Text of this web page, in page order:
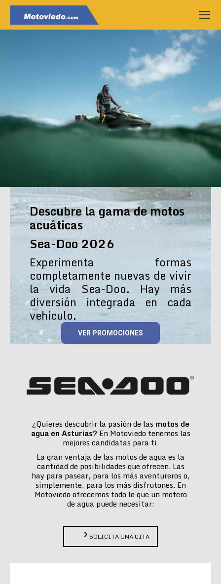
Descubre la gama de motos
acuáticas
Sea-Doo 2026
Experimenta formas
completamente nuevas de vivir
la vida Sea-Doo. Hay más
diversión integrada en cada
vehículo.
VER PROMOCIONES
¿Quieres descubrir la pasión de las motos de
agua en Asturias? En Motoviedo tenemos las
mejores candidatas para ti.
La gran ventaja de las motos de agua es la
cantidad de posibilidades que ofrecen. Las
hay para pasear, para los más aventureros o,
simplemente, para los más disfrutones. En
Motoviedo ofrecemos todo lo que un motero
de agua puede necesitar:
SOLICITA UNA CITA